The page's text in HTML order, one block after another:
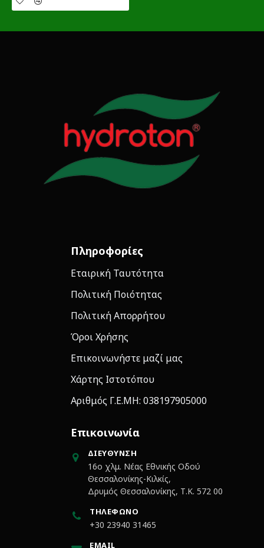
Πληροφορίες
Εταιρική Ταυτότητα
Πολιτική Ποιότητας
Πολιτική Απορρήτου
Όροι Χρήσης
Επικοινωνήστε μαζί μας
Χάρτης Ιστοτόπου
Αριθμός Γ.Ε.ΜΗ: 038197905000
Επικοινωνία
ΔΙΕΎΘΥΝΣΗ
16ο χλμ. Νέας Εθνικής Οδού
Θεσσαλονίκης-Κιλκίς,
Δρυμός Θεσσαλονίκης, Τ.Κ. 572 00
ΤΗΛΈΦΩΝΟ
+30 23940 31465
EMAIL